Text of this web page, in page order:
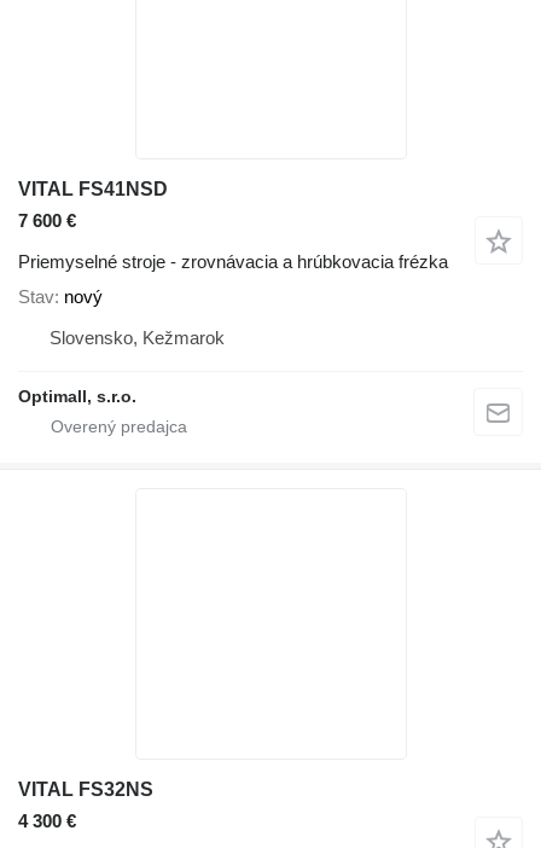
VITAL FS41NSD
7 600 €
Priemyselné stroje - zrovnávacia a hrúbkovacia frézka
Stav nový
Slovensko, Kežmarok
Optimall, s.r.o.
VITAL FS32NS
4 300 €